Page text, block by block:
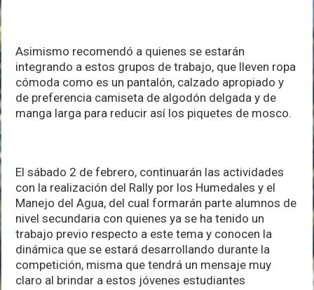
Asimismo recomendó a quienes se estarán
integrando a estos grupos de trabajo, que lleven ropa
cómoda como es un pantalón, calzado apropiado y
de preferencia camiseta de algodón delgada y de
manga larga para reducir así los piquetes de mosco.
El sábado 2 de febrero, continuarán las actividades
con la realización del Rally por los Humedales y el
Manejo del Agua, del cual formarán parte alumnos de
nivel secundaria con quienes ya se ha tenido un
trabajo previo respecto a este tema y conocen la
dinámica que se estará desarrollando durante la
competición, misma que tendrá un mensaje muy
claro al brindar a estos jóvenes estudiantes